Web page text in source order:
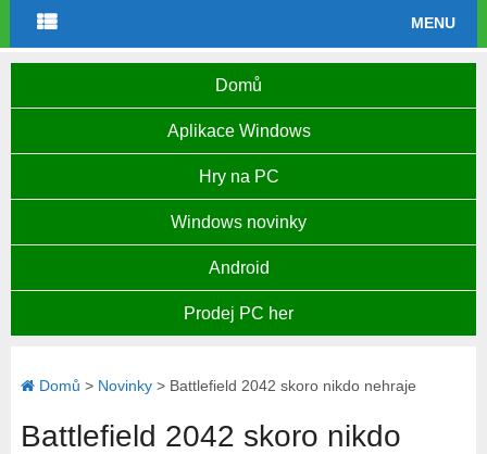
MENU
Domů
Aplikace Windows
Hry na PC
Windows novinky
Android
Prodej PC her
Domů > Novinky> Battlefield 2042 skoro nikdo nehraje
Battlefield 2042 skoro nikdo